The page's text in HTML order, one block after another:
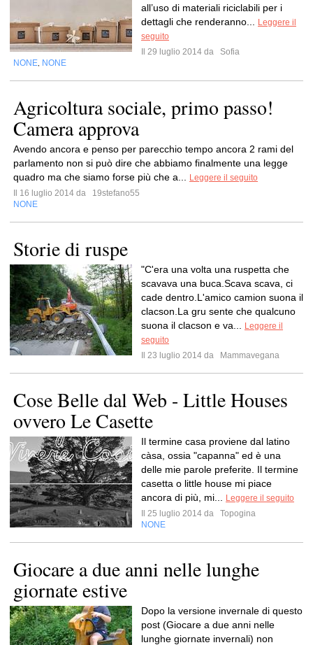
all’uso di materiali riciclabili per i
dettagli che renderanno...
Leggere il
seguito
Il 29 luglio 2014 da
Sofia
NONE NONE
Agricoltura sociale, primo passo!
Camera approva
Avendo ancora e penso per parecchio tempo ancora 2 rami del
parlamento non si può dire che abbiamo finalmente una legge
quadro ma che siamo forse più che a...
Leggere il seguito
Il 16 luglio 2014 da
19stefano55
NONE
Storie di ruspe
"C'era una volta una ruspetta che
scavava una buca.Scava scava, ci
cade dentro.L'amico camion suona il
clacson.La gru sente che qualcuno
suona il clacson e va...
Leggere il
seguito
Il 23 luglio 2014 da
Mammavegana
Cose Belle dal Web - Little Houses
ovvero Le Casette
Il termine casa proviene dal latino
càsa, ossia "capanna" ed è una
delle mie parole preferite. Il termine
casetta o little house mi piace
ancora di più, mi...
Leggere il seguito
Il 25 luglio 2014 da
Topogina
NONE
Giocare a due anni nelle lunghe
giornate estive
Dopo la versione invernale di questo
post (Giocare a due anni nelle
lunghe giornate invernali) non